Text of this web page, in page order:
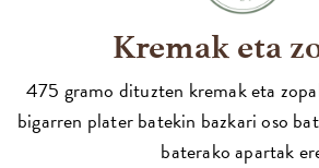
Kremak eta
475 gramo dituzten kremak eta
bigarren plater batekin bazkari oso
baterako apartak